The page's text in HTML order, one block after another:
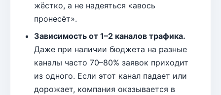
жёстко, а не надеяться «авось
пронесёт».
Зависимость от 1–2 каналов трафика.
Даже при наличии бюджета на разные
каналы часто 70–80% заявок приходит
из одного. Если этот канал падает или
дорожает, компания оказывается в